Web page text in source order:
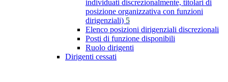
individuati discrezionalmente, titolari di
posizione organizzativa con funzioni
dirigenziali) 5
Elenco posizioni dirigenziali discrezionali
Posti di funzione disponibili
Ruolo dirigenti
Dirigenti cessati